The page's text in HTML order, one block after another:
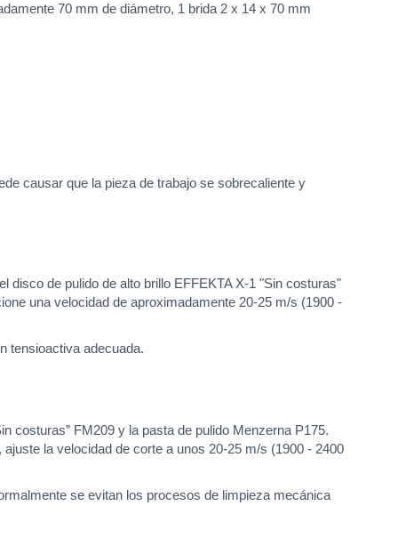
70 mm de diámetro, 1 brida 2 x 14 x 70 mm
causar que la pieza de trabajo se sobrecaliente y
disco de pulido de alto brillo EFFEKTA X-1 "Sin costuras"
una velocidad de aproximadamente 20-25 m/s (1900 -
tensioactiva adecuada.
costuras” FM209 y la pasta de pulido Menzerna P175.
la velocidad de corte a unos 20-25 m/s (1900 - 2400
se evitan los procesos de limpieza mecánica